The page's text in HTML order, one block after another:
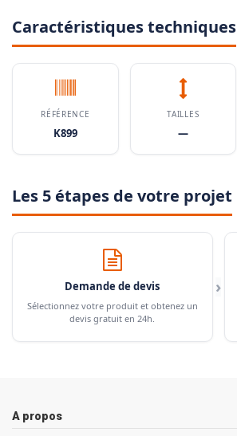
Caractéristiques techniques
RÉFÉRENCE
K899
TAILLES
—
Les 5 étapes de votre projet
Demande de devis
Sélectionnez votre produit et obtenez un
devis gratuit en 24h.
›
A propos